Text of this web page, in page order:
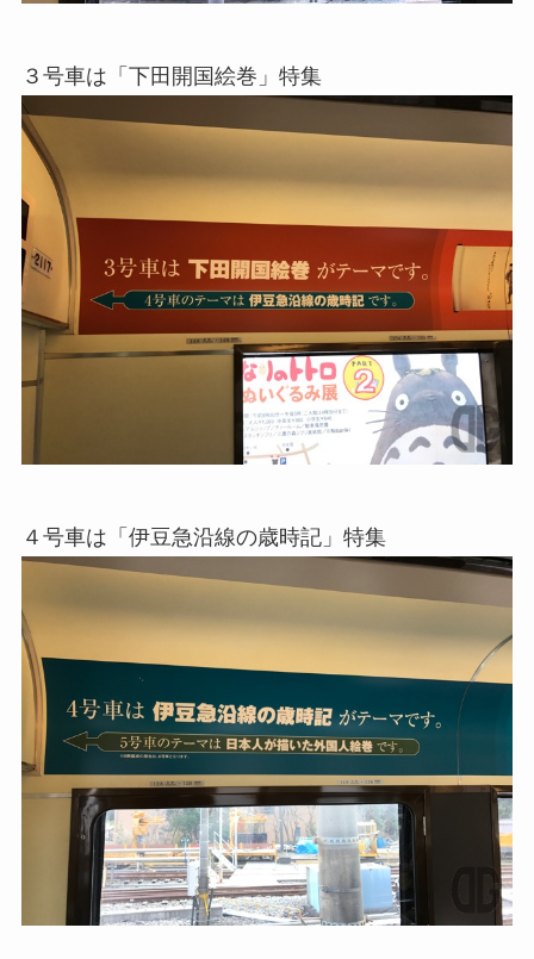
３号車は「下田開国絵巻」特集
４号車は「伊豆急沿線の歳時記」特集